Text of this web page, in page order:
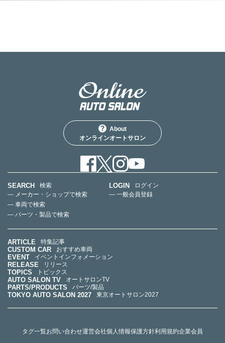
About
オンラインオートサロン
SEARCH
検索
— メーカー・ショップで検索
— 車両で検索
— パーツ・製品で検索
LOGIN
ログイン
— 一般会員登録
ARTICLE 特集記事
CUSTOM CAR おすすめ車両
EVENT イベントインフォメーション
RELEASE リリース
TOPICS トピックス
AUTO SALON TV オートサロンTV
PARTS/PRODUCTS パーツ/製品
TOKYO AUTO SALON 2027 東京オートサロン2027
タグ一覧お問い合わせ運営会社個人情報保護方針利用規約企業会員